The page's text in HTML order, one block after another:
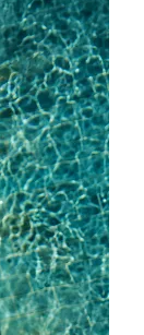
Hôtel
sur la côte
offre un cadre
rénové, il
paisible,
bien-être,